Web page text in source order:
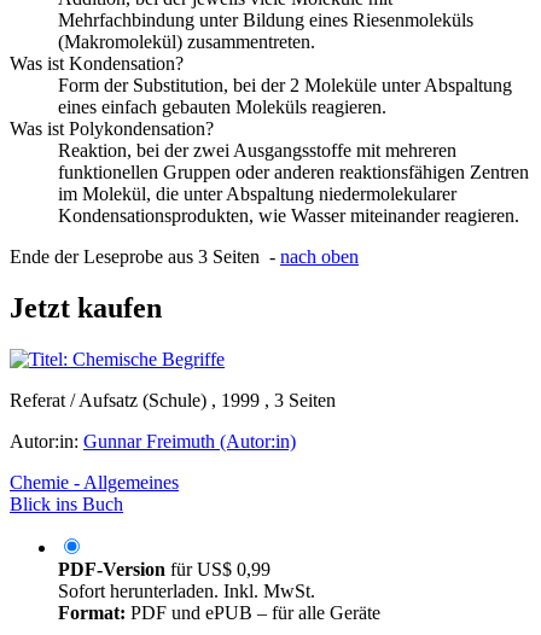
Mehrfachbindung unter Bildung eines Riesenmoleküls
(Makromolekül) zusammentreten.
Was ist Kondensation?
Form der Substitution, bei der 2 Moleküle unter Abspaltung
eines einfach gebauten Moleküls reagieren.
Was ist Polykondensation?
Reaktion, bei der zwei Ausgangsstoffe mit mehreren
funktionellen Gruppen oder anderen reaktionsfähigen Zentren
im Molekül, die unter Abspaltung niedermolekularer
Kondensationsprodukten, wie Wasser miteinander reagieren.
Ende der Leseprobe aus 3 Seiten - nach oben
Jetzt kaufen
Referat / Aufsatz (Schule) , 1999 , 3 Seiten
Autor:in: Gunnar Freimuth (Autor:in)
Chemie - Allgemeines
Blick ins Buch
PDF-Version fürUS$ 0,99
Sofort herunterladen. Inkl. MwSt.
Format: PDF und ePUB – für alle Geräte